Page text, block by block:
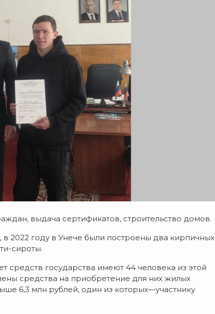
выдача сертификатов, строительство домов.
, в 2022 году в Унече были построены два кирпичных
сироты.
средств государства имеют 44 человека из этой
средства на приобретение для них жилых
6,3 млн рублей, один из которых—участнику